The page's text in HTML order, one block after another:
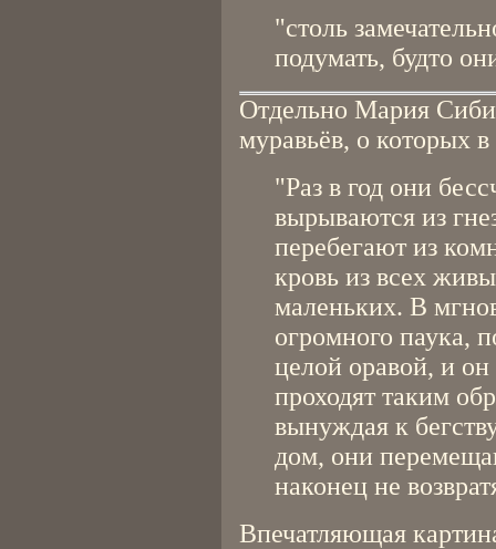
"столь
подумать, будто
Отдельно Мария
муравьёв, о которых
"Раз в год они
вырываются из
перебегают из
кровь из всех
маленьких. В
огромного паука,
целой оравой, и
проходят таким
вынуждая к
дом, они
наконец не
Впечатляющая